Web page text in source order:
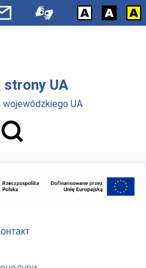
strony UA
wojewódzkiego UA